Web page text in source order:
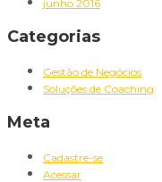
junho 2016
Categorias
Gestão de Negócios
Soluções de Coaching
Meta
Cadastre-se
Acessar